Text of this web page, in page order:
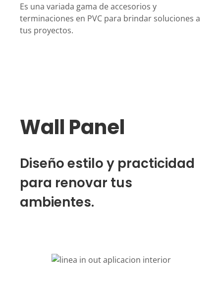
Es una variada gama de accesorios y
terminaciones en PVC para brindar soluciones a
tus proyectos.
Wall Panel
Diseño estilo y practicidad
para renovar tus
ambientes.